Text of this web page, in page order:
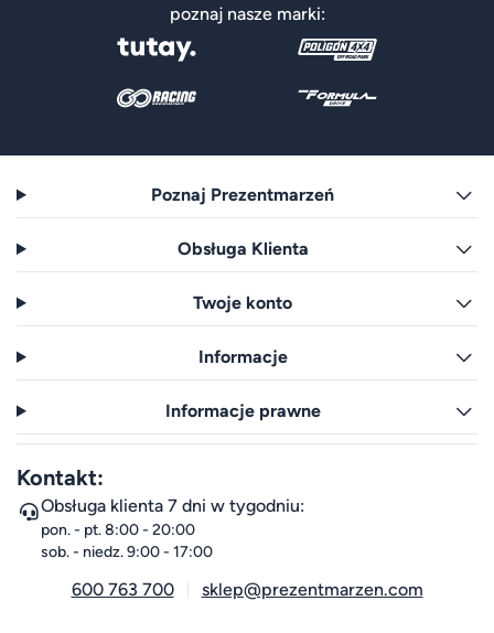
poznaj nasze marki:
Poznaj Prezentmarzeń
Obsługa Klienta
Twoje konto
Informacje
Informacje prawne
Kontakt:
Obsługa klienta 7 dni w tygodniu:
pon. - pt. 8:00 - 20:00
sob. - niedz. 9:00 - 17:00
600 763 700 sklep@prezentmarzen.com